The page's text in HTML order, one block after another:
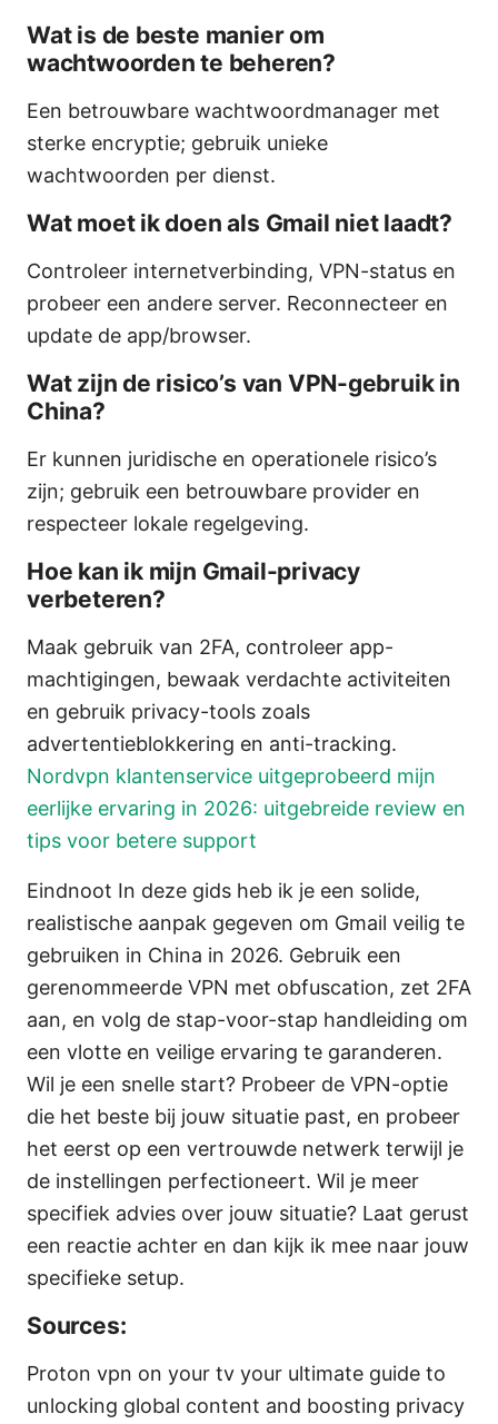
Wat is de beste manier om
wachtwoorden te beheren?
Een betrouwbare wachtwoordmanager met
sterke encryptie; gebruik unieke
wachtwoorden per dienst.
Wat moet ik doen als Gmail niet laadt?
Controleer internetverbinding, VPN-status en
probeer een andere server. Reconnecteer en
update de app/browser.
Wat zijn de risico’s van VPN-gebruik in
China?
Er kunnen juridische en operationele risico’s
zijn; gebruik een betrouwbare provider en
respecteer lokale regelgeving.
Hoe kan ik mijn Gmail-privacy
verbeteren?
Maak gebruik van 2FA, controleer app-
machtigingen, bewaak verdachte activiteiten
en gebruik privacy-tools zoals
advertentieblokkering en anti-tracking.
Nordvpn klantenservice uitgeprobeerd mijn
eerlijke ervaring in 2026: uitgebreide review en
tips voor betere support
Eindnoot In deze gids heb ik je een solide,
realistische aanpak gegeven om Gmail veilig te
gebruiken in China in 2026. Gebruik een
gerenommeerde VPN met obfuscation, zet 2FA
aan, en volg de stap-voor-stap handleiding om
een vlotte en veilige ervaring te garanderen.
Wil je een snelle start? Probeer de VPN-optie
die het beste bij jouw situatie past, en probeer
het eerst op een vertrouwde netwerk terwijl je
de instellingen perfectioneert. Wil je meer
specifiek advies over jouw situatie? Laat gerust
een reactie achter en dan kijk ik mee naar jouw
specifieke setup.
Sources:
Proton vpn on your tv your ultimate guide to
unlocking global content and boosting privacy